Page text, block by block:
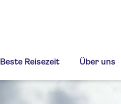
Beste Reisezeit Über uns